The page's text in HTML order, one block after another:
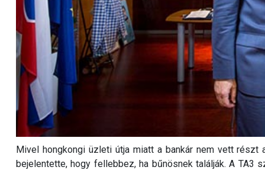
Mivel hongkongi üzleti útja miatt a bankár nem vett
bejelentette, hogy fellebbez, ha bűnösnek találják. A